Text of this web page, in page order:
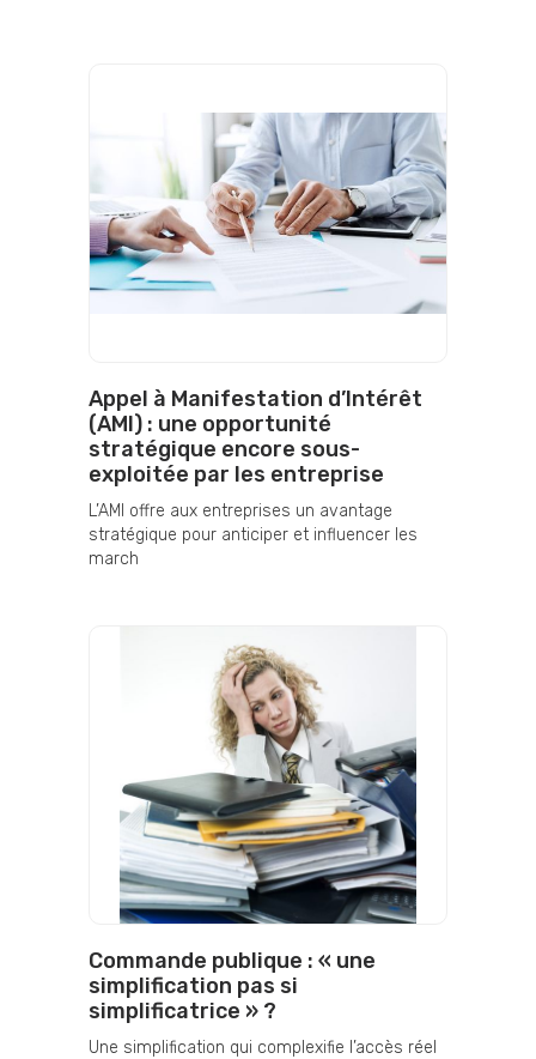
Appel à Manifestation d’Intérêt
(AMI) : une opportunité
stratégique encore sous-
exploitée par les entreprise
L’AMI offre aux entreprises un avantage
stratégique pour anticiper et influencer les
march
Commande publique : « une
simplification pas si
simplificatrice » ?
Une simplification qui complexifie l’accès réel